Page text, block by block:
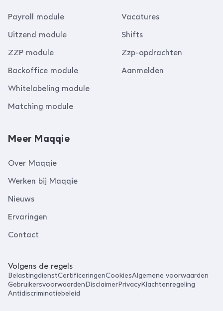
Payroll module
Uitzend module
ZZP module
Backoffice module
Whitelabeling module
Matching module
Vacatures
Shifts
Zzp-opdrachten
Aanmelden
Meer Maqqie
Over Maqqie
Werken bij Maqqie
Nieuws
Ervaringen
Contact
Volgens de regels
BelastingdienstCertificeringenCookiesAlgemene voorwaarden
GebruikersvoorwaardenDisclaimerPrivacyKlachtenregeling
Antidiscriminatiebeleid